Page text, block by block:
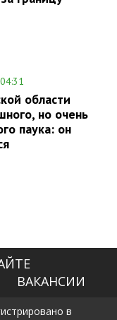
области
но очень
паука: он
ВАКАНСИИ
в